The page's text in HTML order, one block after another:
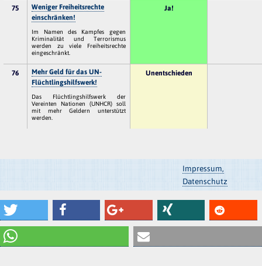
75
Weniger Freiheitsrechte
einschränken!
Im Namen des Kampfes gegen
Kriminalität und Terrorismus
werden zu viele Freiheitsrechte
eingeschränkt.
Ja!
76
Mehr Geld für das UN-
Flüchtlingshilfswerk!
Das Flüchtlingshilfswerk der
Vereinten Nationen (UNHCR) soll
mit mehr Geldern unterstützt
werden.
Unentschieden
Impressum,
Datenschutz